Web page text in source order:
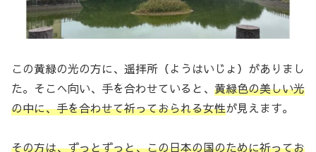
この黄緑の光の方に、遥拝所（ようはいじょ）がありまし
た。そこへ向い、手を合わせていると、 黄緑色の美しい光
の中に、手を合わせて祈っておられる女性が見えます。
その方は、ずっとずっと、この日本の国のために祈ってお